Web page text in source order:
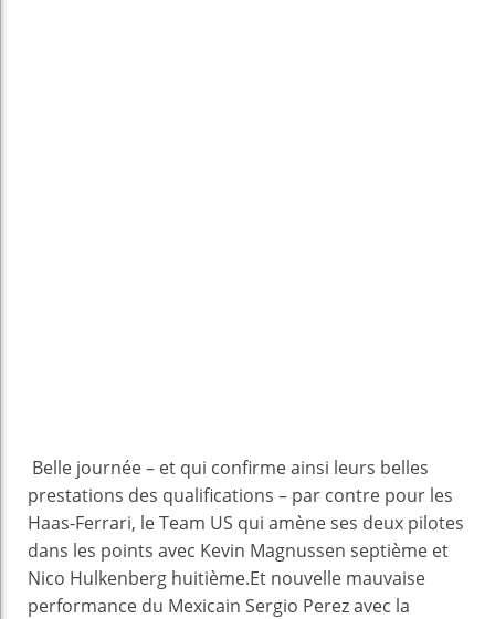
Belle journée – et qui confirme ainsi leurs belles
prestations des qualifications – par contre pour les
Haas-Ferrari, le Team US qui amène ses deux pilotes
dans les points avec Kevin Magnussen septième et
Nico Hulkenberg huitième.Et nouvelle mauvaise
performance du Mexicain Sergio Perez avec la